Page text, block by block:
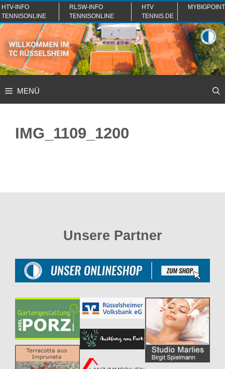
Zum
Inhalt
springen
HTV-INFO
TENNISONLINE
RLSW-INFO
TENNISONLINE
HTV
TENNIS.DE
MYBIGPOINT
MENÜ
IMG_1109_1200
Unsere Partner